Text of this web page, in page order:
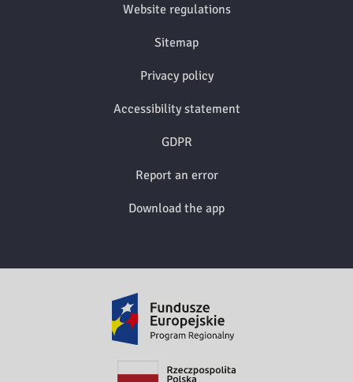
Website regulations
Sitemap
Privacy policy
Accessibility statement
GDPR
Report an error
Download the app